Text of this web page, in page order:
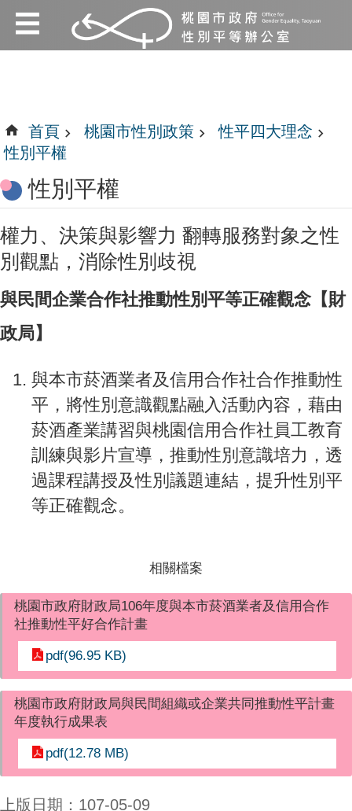
跳到主要內容區塊
:::
:::
首頁 桃園市性別政策
性平四大理念
性別平權
性別平權
權力、決策與影響力 翻轉服務對象之性
別觀點，消除性別歧視
與民間企業合作社推動性別平等正確觀念【財
政局】
與本市菸酒業者及信用合作社合作推動性
平，將性別意識觀點融入活動內容，藉由
菸酒產業講習與桃園信用合作社員工教育
訓練與影片宣導，推動性別意識培力，透
過課程講授及性別議題連結，提升性別平
等正確觀念。
相關檔案
桃園市政府財政局106年度與本市菸酒業者及信用合作
社推動性平好合作計畫
pdf(96.95 KB)
桃園市政府財政局與民間組織或企業共同推動性平計畫
年度執行成果表
pdf(12.78 MB)
上版日期：107-05-09